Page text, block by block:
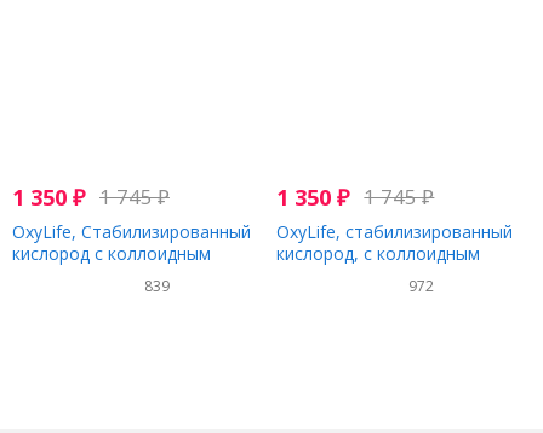
1 350 ₽ 1 745₽
OxyLife, Стабилизированный
кислород с коллоидным
серебром и алоэ вера, горная
ягода, 473 мл (16 унций)
839
1 350₽ 1 745₽
OxyLife, стабилизированный
кислород, с коллоидным
серебром и алоэ вера, без
ароматизаторов, 473 мл (16
972